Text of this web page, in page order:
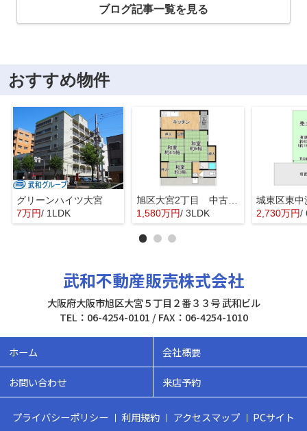
ブログ記事一覧を見る
おすすめ物件
グリーンハイツ大宮
7万円/ 1LDK
旭区大宮2丁目 中古戸建
1,580万円/ 3LDK 2,730万円/
武和不動産販売株式会社
大阪府大阪市旭区大宮５丁目２番３３号 武和ビル
TEL：06-4254-0101 / FAX：06-4254-1010
ホーム 会社概要
お問い合わせ 来店予約
プライバシーポリシー 利用規約 アクセスマップ PCサイト